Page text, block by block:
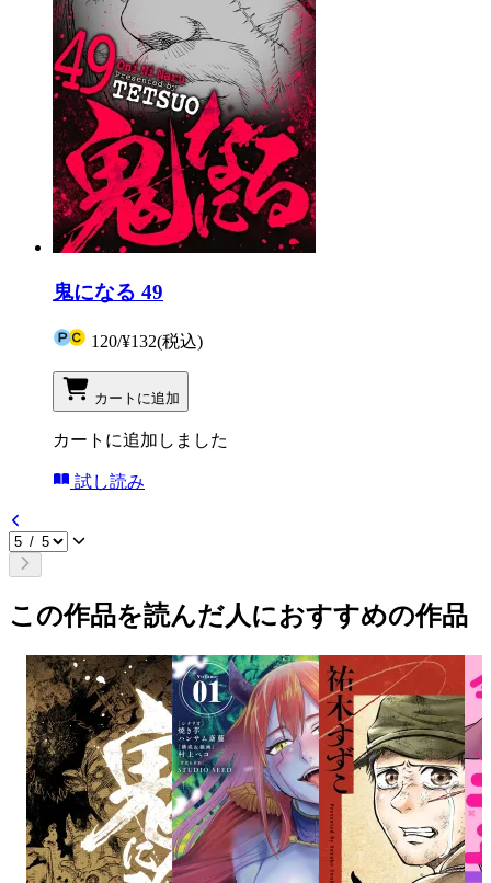
鬼になる 49
120/¥132(税込)
カートに追加
カートに追加しました
試し読み
この作品を読んだ人におすすめの作品